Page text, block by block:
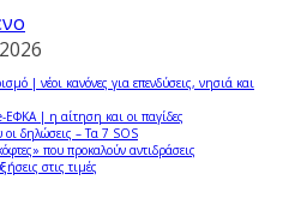
| νέοι κανόνες για επενδύσεις, νησιά και
| η αίτηση και οι παγίδες
δηλώσεις – Τα 7 SOS
που προκαλούν αντιδράσεις
στις τιμές